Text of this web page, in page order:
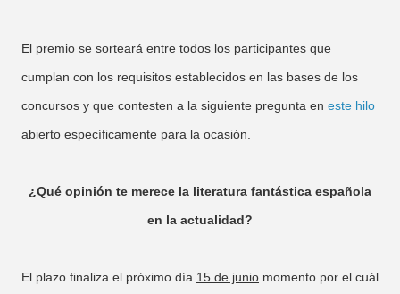
El premio se sorteará entre todos los participantes que
cumplan con los requisitos establecidos en las bases de los
concursos y que contesten a la siguiente pregunta en este hilo
abierto específicamente para la ocasión.
¿Qué opinión te merece la literatura fantástica española
en la actualidad?
El plazo finaliza el próximo día 15 de junio momento por el cuál